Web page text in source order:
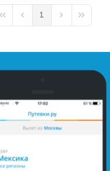
First PagePrevious Page
1 Next PageLast Page